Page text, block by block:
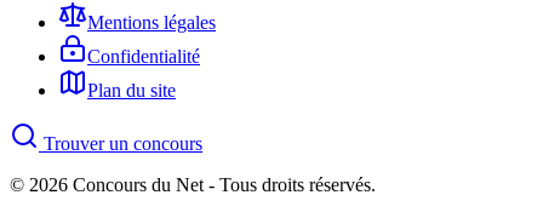
Mentions légales
Confidentialité
Plan du site
Trouver un concours
© 2026 Concours du Net - Tous droits réservés.